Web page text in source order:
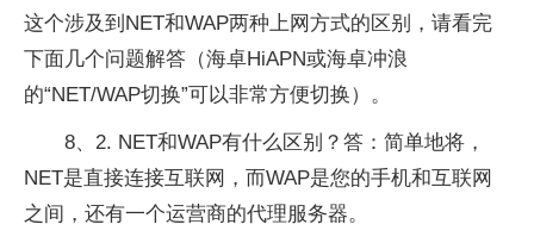
这个涉及到NET和WAP两种上网方式的区别，请看完
下面几个问题解答（海卓HiAPN或海卓冲浪
的“NET/WAP切换”可以非常方便切换）。
8、2. NET和WAP有什么区别？答：简单地将，
NET是直接连接互联网，而WAP是您的手机和互联网
之间，还有一个运营商的代理服务器。